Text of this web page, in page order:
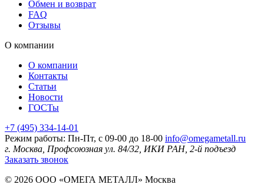
Обмен и возврат
FAQ
Отзывы
О компании
О компании
Контакты
Статьи
Новости
ГОСТы
+7 (495) 334-14-01
Режим работы: Пн-Пт, с 09-00 до 18-00 info@omegametall.ru
г. Москва, Профсоюзная ул. 84/32, ИКИ РАН, 2-й подъезд
Заказать звонок
© 2026 ООО «ОМЕГА МЕТАЛЛ» Москва